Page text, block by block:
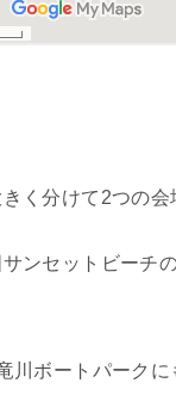
く分けて2つの会
ンセットビーチ
川ボートパークに